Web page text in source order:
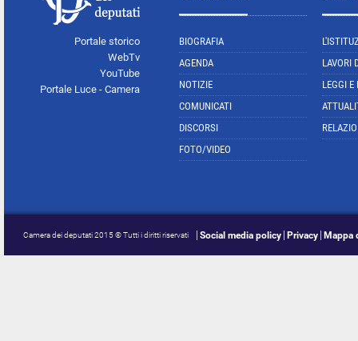
Portale storico
WebTv
YouTube
Portale Luce - Camera
BIOGRAFIA
AGENDA
NOTIZIE
COMUNICATI
DISCORSI
FOTO/VIDEO
LAVORI
LEGGI E
Camera dei deputati 2015 © Tutti i diritti riservati Social media policy Privacy Mappa